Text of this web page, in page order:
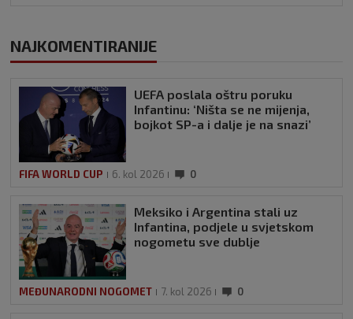
NAJKOMENTIRANIJE
UEFA poslala oštru poruku
Infantinu: ‘Ništa se ne mijenja,
bojkot SP-a i dalje je na snazi’
FIFA WORLD CUP 6. kol 2026 0
Meksiko i Argentina stali uz
Infantina, podjele u svjetskom
nogometu sve dublje
MEĐUNARODNI NOGOMET 7. kol 2026 0